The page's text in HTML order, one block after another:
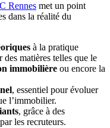
Rennes met un point
dans la réalité du
à la pratique
des matières telles que le
immobilière ou encore la
, essentiel pour évoluer
l’immobilier.
, grâce à des
les recruteurs.